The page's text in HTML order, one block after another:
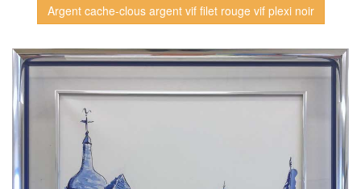
Argent cache-clous argent vif filet rouge vif plexi noir